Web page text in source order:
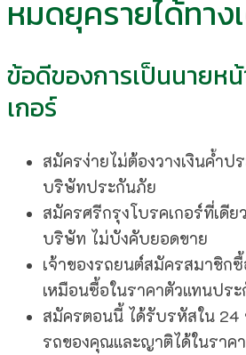
หมดยุครายได้ทาง
ข้อดีของการเป็นนายห
เกอร์
สมัครง่ายไม่ต้องวางเงินค้ำป
บริษัทประกันภัย
สมัครศรีกรุงโบรคเกอร์ที่เดีย
บริษัท ไม่บังคับยอดขาย
เจ้าของรถยนต์สมัครสมาชิกซื้
เหมือนซื้อในราคาตัวแทนปร
สมัครตอนนี้ ได้รับรหัสใน 24
รถของคุณและญาติได้ในราค